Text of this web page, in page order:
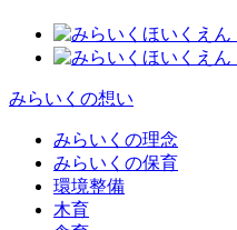
みらいくの想い
みらいくの理念
みらいくの保育
環境整備
木育